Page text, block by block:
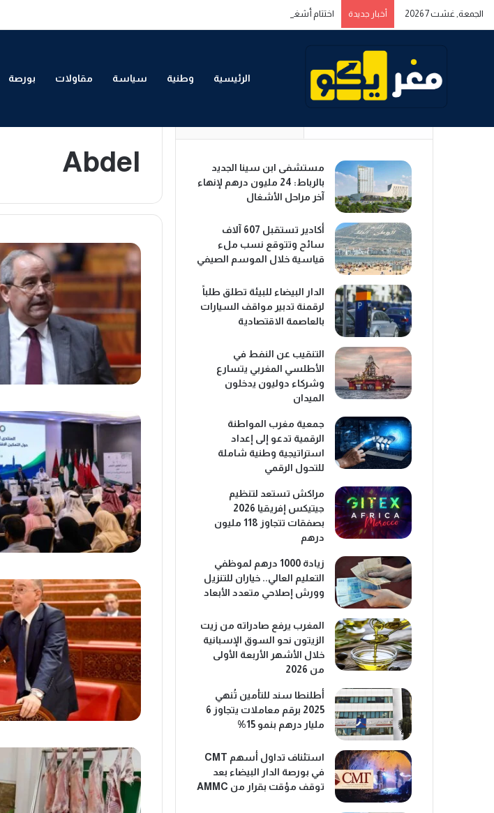
الجمعة, غشت 7 2026 أخبار جديدة اختتام أشغال المنتدى المغربي الخليجي حول التمكين الاقتصادي والاجتماعي للشباب بالدار البيضاء
الرئيسية وطنية سياسة مقاولات بورصة
Abdel
مستشفى ابن سينا الجديد
بالرباط: 24 مليون درهم لإنهاء
آخر مراحل الأشغال
أكادير تستقبل 607 آلاف
سائح وتتوقع نسب ملء
قياسية خلال الموسم الصيفي
الدار البيضاء للبيئة تطلق طلباً
لرقمنة تدبير مواقف السيارات
بالعاصمة الاقتصادية
التنقيب عن النفط في
الأطلسي المغربي يتسارع
وشركاء دوليون يدخلون
الميدان
جمعية مغرب المواطنة
الرقمية تدعو إلى إعداد
استراتيجية وطنية شاملة
للتحول الرقمي
مراكش تستعد لتنظيم
جيتيكس إفريقيا 2026
بصفقات تتجاوز 118 مليون
درهم
زيادة 1000 درهم لموظفي
التعليم العالي.. خياران للتنزيل
وورش إصلاحي متعدد الأبعاد
المغرب يرفع صادراته من زيت
الزيتون نحو السوق الإسبانية
خلال الأشهر الأربعة الأولى
من 2026
أطلنطا سند للتأمين تُنهي
2025 برقم معاملات يتجاوز 6
مليار درهم بنمو 15%
استئناف تداول أسهم CMT
في بورصة الدار البيضاء بعد
توقف مؤقت بقرار من AMMC